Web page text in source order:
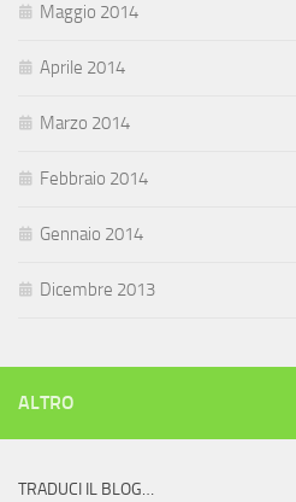
Maggio 2014
Aprile 2014
Marzo 2014
Febbraio 2014
Gennaio 2014
Dicembre 2013
ALTRO
TRADUCI IL BLOG…